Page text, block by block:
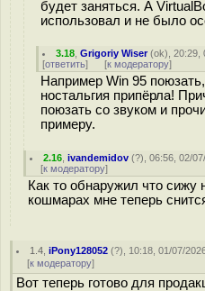
будет заняться. А
использовал и не было
3.18 ,Grigoriy Wiser(ok), 20:29,
[ответить] [к модератору]
Например Win 95
ностальгия припёрла!
поюзать со звуком и
примеру.
2.16 ,ivandemidov (?), 06:56, 02/
[к модератору]
Как то обнаружил что сижу
кошмарах мне теперь
1.4 ,iPony128052 (?), 10:18, 01/07/
[к модератору]
Вот теперь готово для